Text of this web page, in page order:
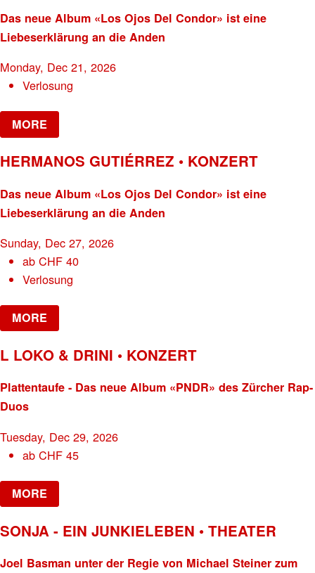
Das neue Album «Los Ojos Del Condor» ist eine
Liebeserklärung an die Anden
Monday, Dec 21, 2026
Verlosung
MORE
HERMANOS GUTIÉRREZ • KONZERT
Das neue Album «Los Ojos Del Condor» ist eine
Liebeserklärung an die Anden
Sunday, Dec 27, 2026
abCHF 40
Verlosung
MORE
L LOKO & DRINI • KONZERT
Plattentaufe - Das neue Album «PNDR» des Zürcher Rap-
Duos
Tuesday, Dec 29, 2026
abCHF 45
MORE
SONJA - EIN JUNKIELEBEN • THEATER
Joel Basman unter der Regie von Michael Steiner zum